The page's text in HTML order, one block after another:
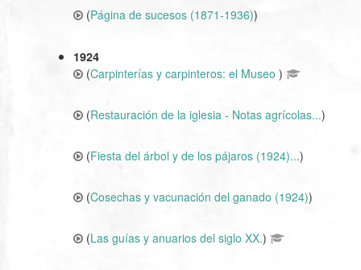
(Página de sucesos (1871-1936))
1924
(Carpinterías y carpinteros: el Museo)
(Restauración de la iglesia - Notas agrícolas...)
(Fiesta del árbol y de los pájaros (1924)...)
(Cosechas y vacunación del ganado (1924))
(Las guías y anuarios del siglo XX.)